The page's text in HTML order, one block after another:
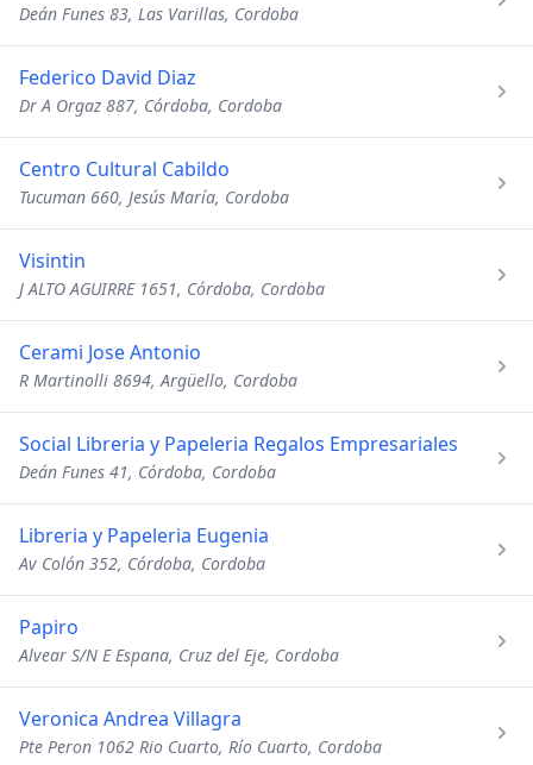
Deán Funes 83, Las Varillas, Cordoba
Federico David Diaz
Dr A Orgaz 887, Córdoba, Cordoba
Centro Cultural Cabildo
Tucuman 660, Jesús María, Cordoba
Visintin
J ALTO AGUIRRE 1651, Córdoba, Cordoba
Cerami Jose Antonio
R Martinolli 8694, Argüello, Cordoba
Social Libreria y Papeleria Regalos Empresariales
Deán Funes 41, Córdoba, Cordoba
Libreria y Papeleria Eugenia
Av Colón 352, Córdoba, Cordoba
Papiro
Alvear S/N E Espana, Cruz del Eje, Cordoba
Veronica Andrea Villagra
Pte Peron 1062 Rio Cuarto, Río Cuarto, Cordoba